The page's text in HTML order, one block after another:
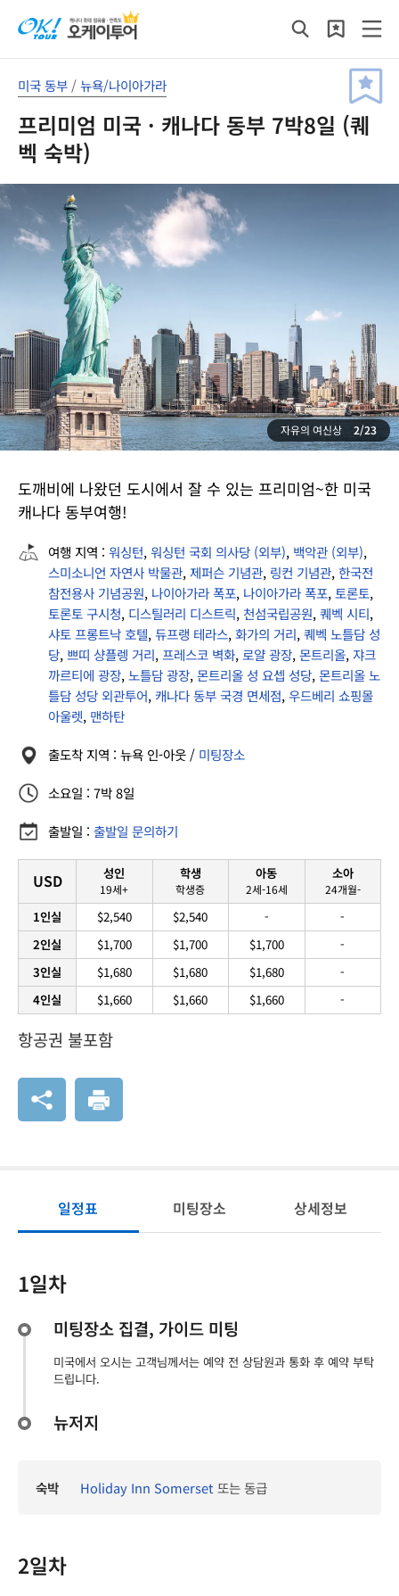
미국 동부 /뉴욕/나이아가라
프리미엄 미국 · 캐나다 동부 7박8일 (퀘
벡 숙박)
자유의 여신상 2/23
도깨비에 나왔던 도시에서 잘 수 있는 프리미엄~한 미국
캐나다 동부여행!
여행 지역 : 워싱턴, 워싱턴 국회 의사당 (외부), 백악관 (외부),
스미소니언 자연사 박물관, 제퍼슨 기념관, 링컨 기념관, 한국전
참전용사 기념공원, 나이아가라 폭포, 나이아가라 폭포, 토론토,
토론토 구시청, 디스틸러리 디스트릭, 천섬국립공원, 퀘벡 시티,
샤토 프롱트낙 호텔, 듀프랭 테라스, 화가의 거리, 퀘벡 노틀담 성
당, 쁘띠 샹플렝 거리, 프레스코 벽화, 로얄 광장, 몬트리올, 쟈크
까르티에 광장, 노틀담 광장, 몬트리올 성 요셉 성당, 몬트리올 노
틀담 성당 외관투어, 캐나다 동부 국경 면세점, 우드베리 쇼핑몰
아울렛, 맨하탄
출도착 지역 : 뉴욕 인-아웃 / 미팅장소
소요일 : 7박 8일
출발일 : 출발일 문의하기
USD
1인실
2인실
3인실
4인실
성인
19세+
$2,540
$1,700
$1,680
$1,660
학생
학생증
$2,540
$1,700
$1,680
$1,660
아동
2세-16세
-
$1,700
$1,680
$1,660
소아
24개월-
-
-
-
-
항공권 불포함
일정표 미팅장소 상세정보
1일차
미팅장소 집결, 가이드 미팅
미국에서 오시는 고객님께서는 예약 전 상담원과 통화 후 예약 부탁
드립니다.
뉴저지
숙박 Holiday Inn Somerset 또는 동급
2일차